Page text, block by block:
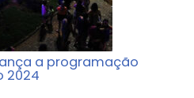
a programação
2024